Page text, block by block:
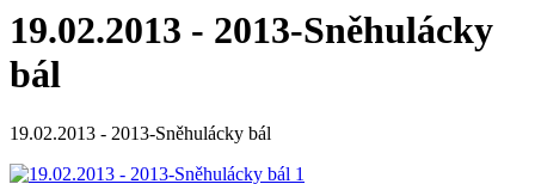
19.02.2013 - 2013-Sněhulácky
bál
19.02.2013 - 2013-Sněhulácky bál